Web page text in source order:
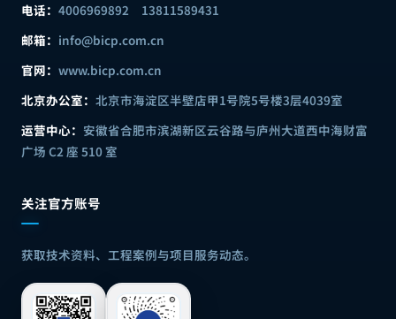
电话： 4006969892
13811589431
邮箱： info@bicp.com.cn
官网： www.bicp.com.cn
北京办公室： 北京市海淀区半壁店甲1号院5号楼3层4039室
运营中心： 安徽省合肥市滨湖新区云谷路与庐州大道西中海财富
广场 C2 座 510 室
关注官方账号
获取技术资料、工程案例与项目服务动态。